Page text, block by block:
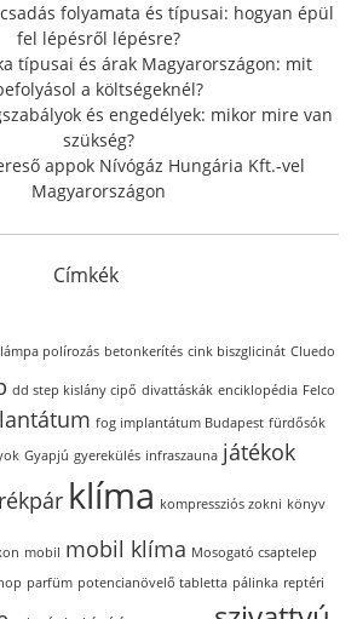
folyamata és típusai: hogyan épül
fel lépésről lépésre?
típusai és árak Magyarországon: mit
a költségeknél?
és engedélyek: mikor mire van
szükség?
appok Nívógáz Hungária Kft.-vel
Magyarországon
Címkék
polírozás betonkerítés cink biszglicinát Cluedo
dd step kislány cipő divattáskák enciklopédia Felco
fog implantátum Budapest fürdősók
Gyapjú gyerekülés infraszauna játékok
klíma kompressziós zokni könyv
mobil mobil klíma Mosogató csaptelep
parfüm potencianövelő tabletta pálinka reptéri